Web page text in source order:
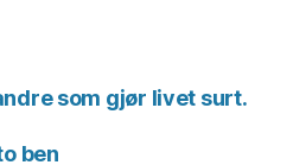
som gjør livet surt.
ben